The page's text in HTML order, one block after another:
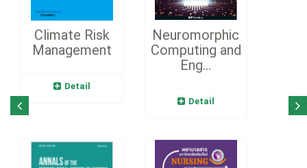
Climate Risk
Management
Detail
Neuromorphic
Computing and
Eng...
Detail